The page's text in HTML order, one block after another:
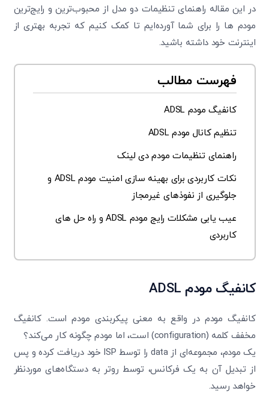
در این مقاله راهنمای تنظیمات دو مدل از محبوب‌ترین و رایج‌ترین
مودم ها را برای شما آورده‌ایم تا کمک کنیم که تجربه بهتری از
اینترنت خود داشته باشید.
فهرست مطالب
کانفیگ مودم ADSL
تنظیم کانال مودم ADSL
راهنمای تنظیمات مودم دی لینک
نکات کاربردی برای بهینه سازی امنیت مودم ADSL و
جلوگیری از نفوذهای غیرمجاز
عیب یابی مشکلات رایج مودم ADSL و راه حل های
کاربردی
کانفیگ مودم ADSL
کانفیگ مودم در واقع به معنی پیکربندی مودم است. کانفیگ
مخفف کلمه (configuration) است، اما مودم چگونه کار می‌کند؟
یک مودم، مجموعه‌ای از data را توسط ISP خود دریافت کرده و پس
از تبدیل آن به یک فرکانس، توسط روتر به دستگاه‌های موردنظر
خواهد رسید.